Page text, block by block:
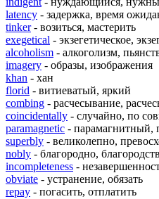
latency - задержка, время
tinker- возиться, мастерить
exegetical - экзегетическое,
alcoholism - алкоголизм,
imagery - образы, изображения
khan - хан
florid - витиеватый, яркий
combing - расчесывание,
coincidentally - случайно, по
paramagnetic - парамагнитный,
superbly - великолепно,
nobly - благородно,
incompleteness -
obviate - устранение, обязать
repay - погасить, отплатить